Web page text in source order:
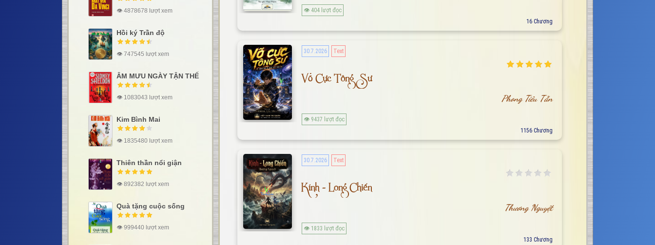
👁 404 lượt đọc
16 Chương
30.7.2026 Text
Võ Cực Tông Sư
Phong Tiêu Tẫn
👁 9437 lượt đọc
1156 Chương
30.7.2026 Text
Kính - Long Chiến
Thương Nguyệt
👁 1833 lượt đọc
133 Chương
👁 4878678 lượt xem
Hồi ký Trần độ
👁 747545 lượt xem
ÂM MƯU NGÀY TẬN THẾ
👁 1083043 lượt xem
Kim Bình Mai
👁 1835480 lượt xem
Thiên thần nổi giận
👁 892382 lượt xem
Quà tặng cuộc sống
👁 999440 lượt xem